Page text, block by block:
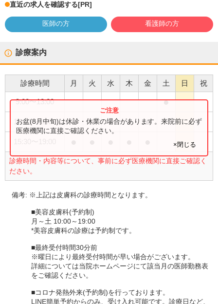
直近の求人を確認する[PR]
医師の方 看護師の方
診療案内
診療時間 月 火 水 木 金 土 日 祝
9:00〜13:00 ●
10:00〜13:00 ● ● ● ● ●
診療時間・内容等について、事前に必ず医療機関に直接ご確認く
ださい。
お盆(8月中旬)は休診・休業の場合があります。来院前に必ず
医療機関に直接ご確認ください。
×閉じる
備考: ※上記は皮膚科の診療時間となります。
■美容皮膚科(予約制)
月～土 10:00～19:00
*美容皮膚科の診療は予約制です。
■最終受付時間30分前
※曜日により最終受付時間が早い場合がございます。
詳細については当院ホームページにて該当月の医師勤務表
をご確認ください。
■コロナ発熱外来(予約制)を行っております。
LINE簡単予約からのみ、受け入れ可能です。診療日など、